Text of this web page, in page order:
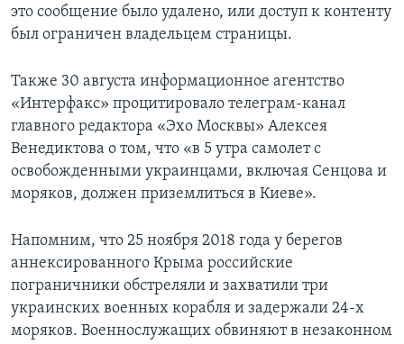
это сообщение было удалено, или доступ к контенту
был ограничен владельцем страницы.
Также 30 августа информационное агентство
«Интерфакс» процитировало телеграм-канал
главного редактора «Эхо Москвы» Алексея
Венедиктова о том, что «в 5 утра самолет с
освобожденными украинцами, включая Сенцова и
моряков, должен приземлиться в Киеве».
Напомним, что 25 ноября 2018 года у берегов
аннексированного Крыма российские
пограничники обстреляли и захватили три
украинских военных корабля и задержали 24-х
моряков. Военнослужащих обвиняют в незаконном